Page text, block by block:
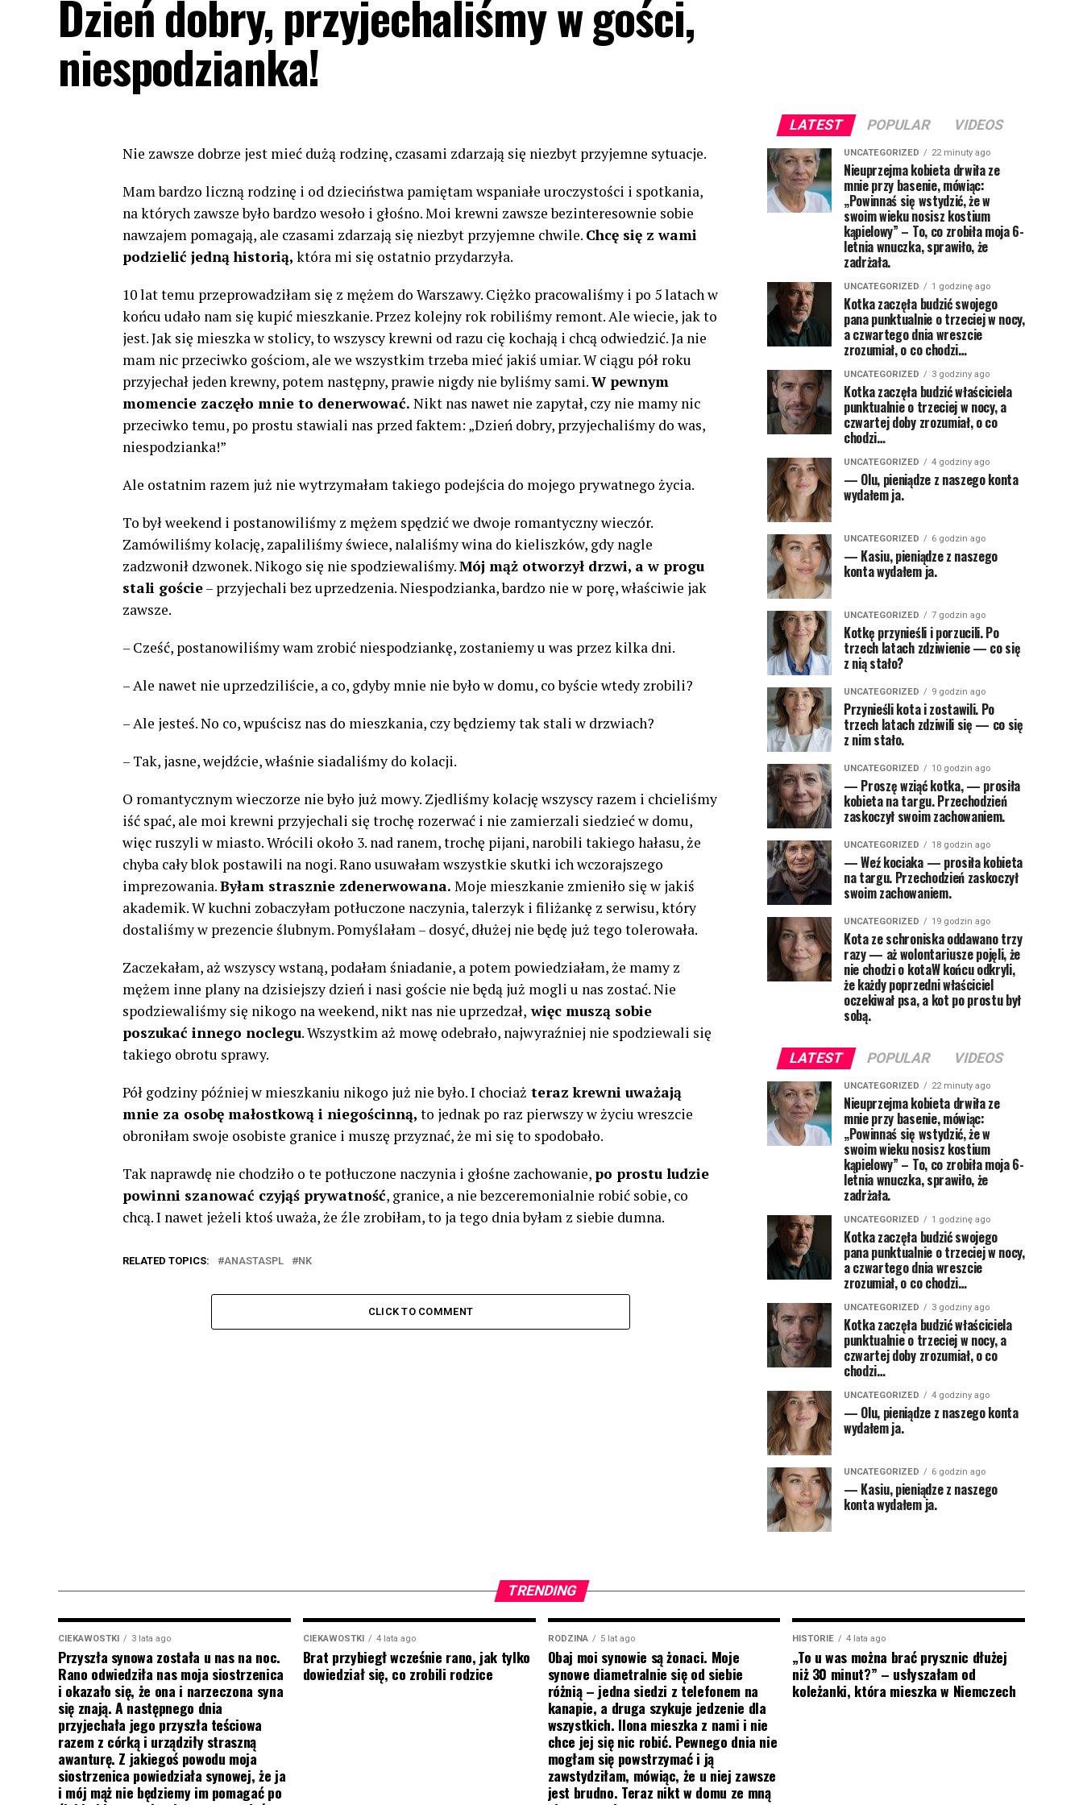
Dzień dobry, przyjechaliśmy w gości,
niespodzianka!
Nie zawsze dobrze jest mieć dużą rodzinę, czasami zdarzają się niezbyt przyjemne sytuacje.
Mam bardzo liczną rodzinę i od dzieciństwa pamiętam wspaniałe uroczystości i spotkania,
na których zawsze było bardzo wesoło i głośno. Moi krewni zawsze bezinteresownie sobie
nawzajem pomagają, ale czasami zdarzają się niezbyt przyjemne chwile. Chcę się z wami
podzielić jedną historią, która mi się ostatnio przydarzyła.
10 lat temu przeprowadziłam się z mężem do Warszawy. Ciężko pracowaliśmy i po 5 latach w
końcu udało nam się kupić mieszkanie. Przez kolejny rok robiliśmy remont. Ale wiecie, jak to
jest. Jak się mieszka w stolicy, to wszyscy krewni od razu cię kochają i chcą odwiedzić. Ja nie
mam nic przeciwko gościom, ale we wszystkim trzeba mieć jakiś umiar. W ciągu pół roku
przyjechał jeden krewny, potem następny, prawie nigdy nie byliśmy sami.W pewnym
momencie zaczęło mnie to denerwować. Nikt nas nawet nie zapytał, czy nie mamy nic
przeciwko temu, po prostu stawiali nas przed faktem: „Dzień dobry, przyjechaliśmy do was,
niespodzianka!”
Ale ostatnim razem już nie wytrzymałam takiego podejścia do mojego prywatnego życia.
To był weekend i postanowiliśmy z mężem spędzić we dwoje romantyczny wieczór.
Zamówiliśmy kolację, zapaliliśmy świece, nalaliśmy wina do kieliszków, gdy nagle
zadzwonił dzwonek. Nikogo się nie spodziewaliśmy.Mój mąż otworzył drzwi, a w progu
stali goście– przyjechali bez uprzedzenia. Niespodzianka, bardzo nie w porę, właściwie jak
zawsze.
– Cześć, postanowiliśmy wam zrobić niespodziankę, zostaniemy u was przez kilka dni.
– Ale nawet nie uprzedziliście, a co, gdyby mnie nie było w domu, co byście wtedy zrobili?
– Ale jesteś. No co, wpuścisz nas do mieszkania, czy będziemy tak stali w drzwiach?
– Tak, jasne, wejdźcie, właśnie siadaliśmy do kolacji.
O romantycznym wieczorze nie było już mowy. Zjedliśmy kolację wszyscy razem i chcieliśmy
iść spać, ale moi krewni przyjechali się trochę rozerwać i nie zamierzali siedzieć w domu,
więc ruszyli w miasto. Wrócili około 3. nad ranem, trochę pijani, narobili takiego hałasu, że
chyba cały blok postawili na nogi. Rano usuwałam wszystkie skutki ich wczorajszego
imprezowania.Byłam strasznie zdenerwowana. Moje mieszkanie zmieniło się w jakiś
akademik. W kuchni zobaczyłam potłuczone naczynia, talerzyk i filiżankę z serwisu, który
dostaliśmy w prezencie ślubnym. Pomyślałam – dosyć, dłużej nie będę już tego tolerowała.
Zaczekałam, aż wszyscy wstaną, podałam śniadanie, a potem powiedziałam, że mamy z
mężem inne plany na dzisiejszy dzień i nasi goście nie będą już mogli u nas zostać. Nie
spodziewaliśmy się nikogo na weekend, nikt nas nie uprzedzał, więc muszą sobie
poszukać innego noclegu. Wszystkim aż mowę odebrało, najwyraźniej nie spodziewali się
takiego obrotu sprawy.
Pół godziny później w mieszkaniu nikogo już nie było. I chociaż teraz krewni uważają
mnie za osobę małostkową i niegościnną, to jednak po raz pierwszy w życiu wreszcie
obroniłam swoje osobiste granice i muszę przyznać, że mi się to spodobało.
Tak naprawdę nie chodziło o te potłuczone naczynia i głośne zachowanie, po prostu ludzie
powinni szanować czyjąś prywatność, granice, a nie bezceremonialnie robić sobie, co
chcą. I nawet jeżeli ktoś uważa, że źle zrobiłam, to ja tego dnia byłam z siebie dumna.
RELATED TOPICS: ANASTASPL NK
CLICK TO COMMENT
LATEST POPULAR VIDEOS
UNCATEGORIZED 22 minuty ago
Nieuprzejma kobieta drwiła ze
mnie przy basenie, mówiąc:
„Powinnaś się wstydzić, że w
swoim wieku nosisz kostium
kąpielowy” – To, co zrobiła moja 6-
letnia wnuczka, sprawiło, że
zadrżała.
UNCATEGORIZED 1 godzinę ago
Kotka zaczęła budzić swojego
pana punktualnie o trzeciej w nocy,
a czwartego dnia wreszcie
zrozumiał, o co chodzi…
UNCATEGORIZED 3 godziny ago
Kotka zaczęła budzić właściciela
punktualnie o trzeciej w nocy, a
czwartej doby zrozumiał, o co
chodzi…
UNCATEGORIZED 4 godziny ago
— Olu, pieniądze z naszego konta
wydałem ja.
UNCATEGORIZED 6 godzin ago
— Kasiu, pieniądze z naszego
konta wydałem ja.
UNCATEGORIZED 7 godzin ago
Kotkę przynieśli i porzucili. Po
trzech latach zdziwienie — co się
z nią stało?
UNCATEGORIZED 9 godzin ago
Przynieśli kota i zostawili. Po
trzech latach zdziwili się — co się
z nim stało.
UNCATEGORIZED 10 godzin ago
— Proszę wziąć kotka, — prosiła
kobieta na targu. Przechodzień
zaskoczył swoim zachowaniem.
UNCATEGORIZED 18 godzin ago
— Weź kociaka — prosiła kobieta
na targu. Przechodzień zaskoczył
swoim zachowaniem.
UNCATEGORIZED 19 godzin ago
Kota ze schroniska oddawano trzy
razy — aż wolontariusze pojęli, że
nie chodzi o kotaW końcu odkryli,
że każdy poprzedni właściciel
oczekiwał psa, a kot po prostu był
sobą.
LATEST POPULAR VIDEOS
UNCATEGORIZED 22 minuty ago
Nieuprzejma kobieta drwiła ze
mnie przy basenie, mówiąc:
„Powinnaś się wstydzić, że w
swoim wieku nosisz kostium
kąpielowy” – To, co zrobiła moja 6-
letnia wnuczka, sprawiło, że
zadrżała.
UNCATEGORIZED 1 godzinę ago
Kotka zaczęła budzić swojego
pana punktualnie o trzeciej w nocy,
a czwartego dnia wreszcie
zrozumiał, o co chodzi…
UNCATEGORIZED 3 godziny ago
Kotka zaczęła budzić właściciela
punktualnie o trzeciej w nocy, a
czwartej doby zrozumiał, o co
chodzi…
UNCATEGORIZED 4 godziny ago
— Olu, pieniądze z naszego konta
wydałem ja.
UNCATEGORIZED 6 godzin ago
— Kasiu, pieniądze z naszego
konta wydałem ja.
TRENDING
CIEKAWOSTKI 3 lata ago
Przyszła synowa została u nas na noc.
Rano odwiedziła nas moja siostrzenica
i okazało się, że ona i narzeczona syna
się znają. A następnego dnia
przyjechała jego przyszła teściowa
razem z córką i urządziły straszną
awanturę. Z jakiegoś powodu moja
siostrzenica powiedziała synowej, że ja
i mój mąż nie będziemy im pomagać po
CIEKAWOSTKI 4 lata ago
Brat przybiegł wcześnie rano, jak tylko
dowiedział się, co zrobili rodzice
RODZINA 5 lat ago
Obaj moi synowie są żonaci. Moje
synowe diametralnie się od siebie
różnią – jedna siedzi z telefonem na
kanapie, a druga szykuje jedzenie dla
wszystkich. Ilona mieszka z nami i nie
chce jej się nic robić. Pewnego dnia nie
mogłam się powstrzymać i ją
zawstydziłam, mówiąc, że u niej zawsze
jest brudno. Teraz nikt w domu ze mną
HISTORIE 4 lata ago
„To u was można brać prysznic dłużej
niż 30 minut?” – usłyszałam od
koleżanki, która mieszka w Niemczech